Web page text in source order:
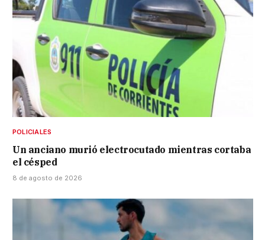
POLICIALES
Un anciano murió electrocutado mientras cortaba
el césped
8 de agosto de 2026